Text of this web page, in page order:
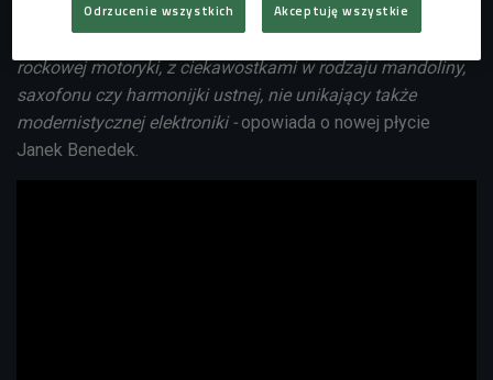
rockowej motoryki, z ciekawostkami w rodzaju mandoliny,
saxofonu czy harmonijki ustnej, nie unikający także
modernistycznej elektroniki -opowiada o nowej płycie
Janek Benedek.
Odrzucenie wszystkich Akceptuję wszystkie